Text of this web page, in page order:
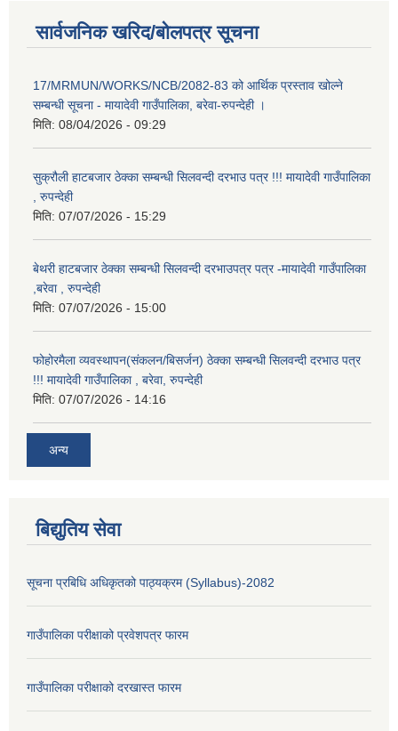
सार्वजनिक खरिद/बोलपत्र सूचना
17/MRMUN/WORKS/NCB/2082-83 को आर्थिक प्रस्ताव खोल्ने
सम्बन्धी सूचना - मायादेवी गाउँपालिका, बरेवा-रुपन्देही ।
मिति: 08/04/2026 - 09:29
सुक्रौली हाटबजार ठेक्का सम्बन्धी सिलवन्दी दरभाउ पत्र !!! मायादेवी गाउँपालिका
, रुपन्देही
मिति: 07/07/2026 - 15:29
बेथरी हाटबजार ठेक्का सम्बन्धी सिलवन्दी दरभाउपत्र पत्र -मायादेवी गाउँपालिका
,बरेवा , रुपन्देही
मिति: 07/07/2026 - 15:00
फोहोरमैला व्यवस्थापन(संकलन/बिसर्जन) ठेक्का सम्बन्धी सिलवन्दी दरभाउ पत्र
!!! मायादेवी गाउँपालिका , बरेवा, रुपन्देही
मिति: 07/07/2026 - 14:16
अन्य
बिद्युतिय सेवा
सूचना प्रबिधि अधिकृतको पाठ्यक्रम (Syllabus)-2082
गाउँपालिका परीक्षाको प्रवेशपत्र फारम
गाउँपालिका परीक्षाको दरखास्त फारम